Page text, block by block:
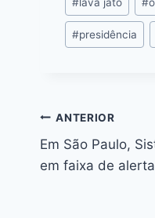
o
k
g
er
#presidência
ANTERIOR
Em São Paulo,
em faixa de alerta